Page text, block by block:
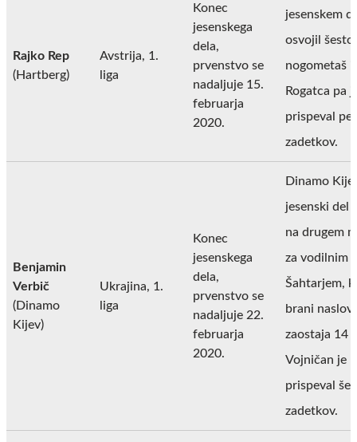
Rajko Rep
(Hartberg)
Avstrija, 1.
liga
Konec
jesenskega
dela,
prvenstvo se
nadaljuje 15.
februarja
2020.
jesenskem
osvojil šesto
nogometaš
Rogatca pa
prispeval pet
zadetkov.
Benjamin
Verbič
(Dinamo
Kijev)
Ukrajina, 1.
liga
Konec
jesenskega
dela,
prvenstvo se
nadaljuje 22.
februarja
2020.
Dinamo
jesenski del
na drugem
za vodilnim
Šahtarjem,
brani
zaostaja 14
Vojničan je
prispeval
zadetkov.